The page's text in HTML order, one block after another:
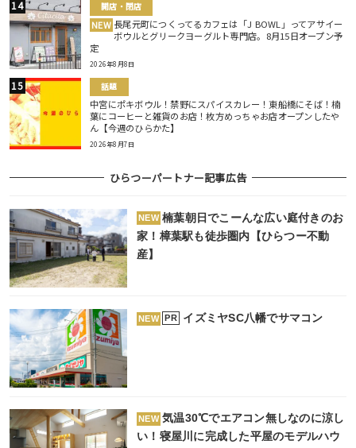
開店・閉店
NEW 長尾元町につくってるカフェは「J BOWL」ってアサイー
ボウルとグリークヨーグルト専門店。8月15日オープン予
定
2026年8月8日
話題
中宮にポキボウル！禁野にスパイスカレー！東船橋にそば！楠
葉にコーヒーと雑貨のお店！枚方めっちゃお店オープンしたや
ん【今週のひらかた】
2026年8月7日
ひらつーパートナー記事広告
NEW 楠葉朝日でこーんな広い庭付きのお
家！樟葉駅も徒歩圏内【ひらつー不動
産】
NEW PR イズミヤSC八幡でサマコン
NEW 気温30℃でエアコン無しなのに涼し
い！寝屋川に完成した平屋のモデルハウ